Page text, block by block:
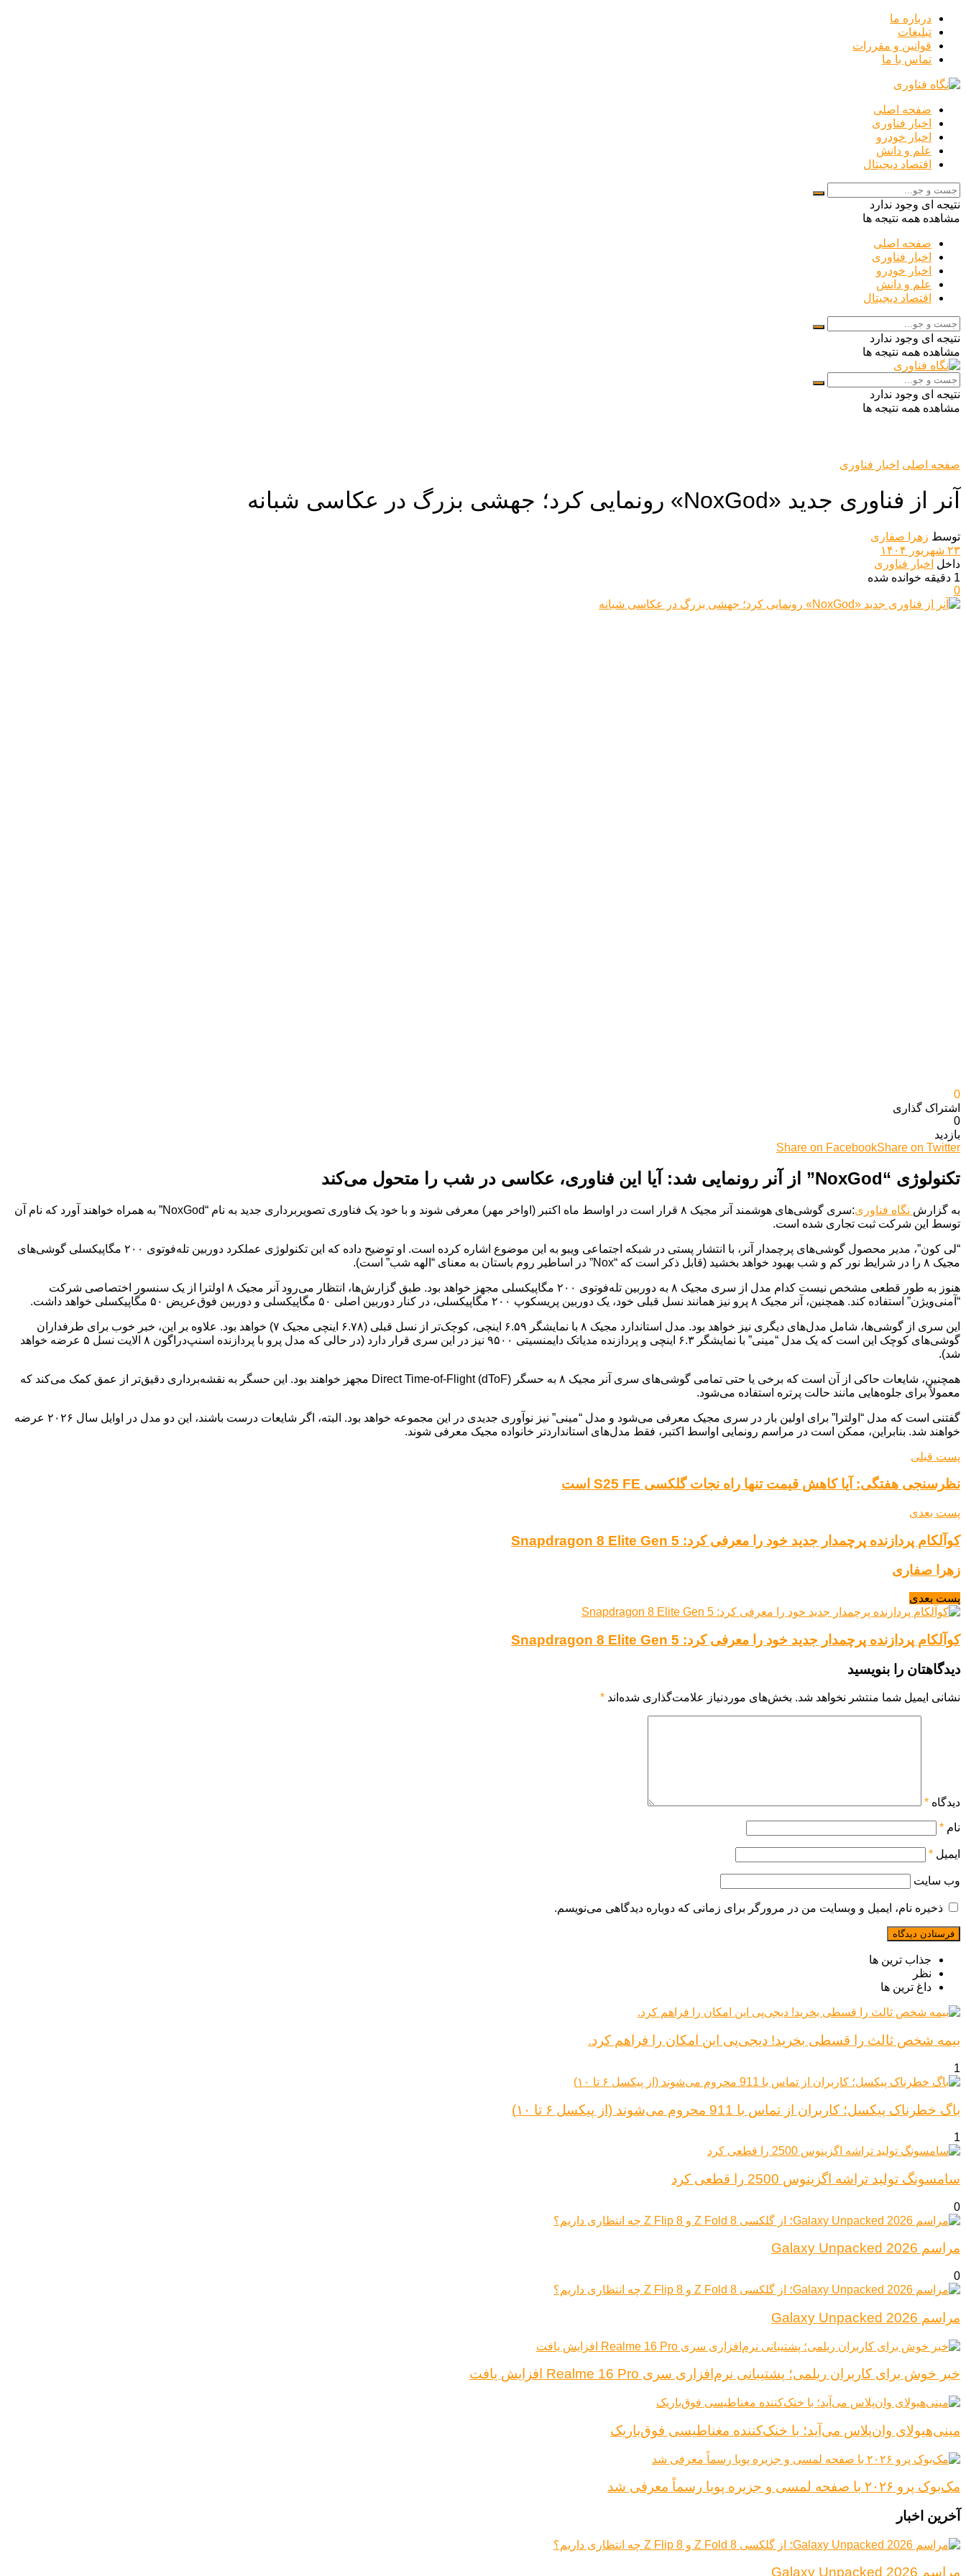
درباره ما
تبلیغات
قوانین و مقررات
تماس با ما
صفحه اصلی
اخبار فناوری
اخبار خودرو
علم و دانش
اقتصاد دیجیتال
نتیجه ای وجود ندارد
مشاهده همه نتیجه ها
صفحه اصلی
اخبار فناوری
اخبار خودرو
علم و دانش
اقتصاد دیجیتال
نتیجه ای وجود ندارد
مشاهده همه نتیجه ها
نتیجه ای وجود ندارد
مشاهده همه نتیجه ها
صفحه اصلی اخبار فناوری
آنر از فناوری جدید «NoxGod» رونمایی کرد؛ جهشی بزرگ در عکاسی شبانه
توسط زهرا صفاری
۲۳ شهریور ۱۴۰۴
داخل اخبار فناوری
1 دقیقه خوانده شده
0
0
اشتراک گذاری‌
0
بازدید
Share on FacebookShare on Twitter
تکنولوژی “NoxGod” از آنر رونمایی شد: آیا این فناوری، عکاسی در شب را متحول می‌کند
به گزارش نگاه فناوری
:سری گوشی‌های هوشمند آنر مجیک ۸ قرار است در اواسط ماه اکتبر (اواخر مهر) معرفی شوند و با خود یک فناوری تصویربرداری جدید به نام “NoxGod” به همراه خواهند آورد که نام آن
توسط این شرکت ثبت تجاری شده است.
“لی کون”، مدیر محصول گوشی‌های پرچمدار آنر، با انتشار پستی در شبکه اجتماعی ویبو به این موضوع اشاره کرده است. او توضیح داده که این تکنولوژی عملکرد دوربین تله‌فوتوی ۲۰۰ مگاپیکسلی گوشی‌های
مجیک ۸ را در شرایط نور کم و شب بهبود خواهد بخشید (قابل ذکر است که “Nox” در اساطیر روم باستان به معنای “الهه شب” است).
هنوز به طور قطعی مشخص نیست کدام مدل از سری مجیک ۸ به دوربین تله‌فوتوی ۲۰۰ مگاپیکسلی مجهز خواهد بود. طبق گزارش‌ها، انتظار می‌رود آنر مجیک ۸ اولترا از یک سنسور اختصاصی شرکت
“آمنی‌ویژن” استفاده کند. همچنین، آنر مجیک ۸ پرو نیز همانند نسل قبلی خود، یک دوربین پریسکوپ ۲۰۰ مگاپیکسلی، در کنار دوربین اصلی ۵۰ مگاپیکسلی و دوربین فوق‌عریض ۵۰ مگاپیکسلی خواهد داشت.
این سری از گوشی‌ها، شامل مدل‌های دیگری نیز خواهد بود. مدل استاندارد مجیک ۸ با نمایشگر ۶.۵۹ اینچی، کوچک‌تر از نسل قبلی (۶.۷۸ اینچی مجیک ۷) خواهد بود. علاوه بر این، خبر خوب برای طرفداران
گوشی‌های کوچک این است که یک مدل “مینی” با نمایشگر ۶.۳ اینچی و پردازنده مدیاتک دایمنسیتی ۹۵۰۰ نیز در این سری قرار دارد (در حالی که مدل پرو با پردازنده اسنپ‌دراگون ۸ الایت نسل ۵ عرضه خواهد
شد).
همچنین، شایعات حاکی از آن است که برخی یا حتی تمامی گوشی‌های سری آنر مجیک ۸ به حسگر Direct Time-of-Flight (dToF) مجهز خواهند بود. این حسگر به نقشه‌برداری دقیق‌تر از عمق کمک می‌کند که
معمولاً برای جلوه‌هایی مانند حالت پرتره استفاده می‌شود.
گفتنی است که مدل “اولترا” برای اولین بار در سری مجیک معرفی می‌شود و مدل “مینی” نیز نوآوری جدیدی در این مجموعه خواهد بود. البته، اگر شایعات درست باشند، این دو مدل در اوایل سال ۲۰۲۶ عرضه
خواهند شد. بنابراین، ممکن است در مراسم رونمایی اواسط اکتبر، فقط مدل‌های استانداردتر خانواده مجیک معرفی شوند.
پست قبلی
نظرسنجی هفتگی: آیا کاهش قیمت تنها راه نجات گلکسی S25 FE است
پست بعدی
کوآلکام پردازنده پرچمدار جدید خود را معرفی کرد: Snapdragon 8 Elite Gen 5
زهرا صفاری
پست بعدی
کوآلکام پردازنده پرچمدار جدید خود را معرفی کرد: Snapdragon 8 Elite Gen 5
دیدگاهتان را بنویسید
نشانی ایمیل شما منتشر نخواهد شد. بخش‌های موردنیاز علامت‌گذاری شده‌اند *
دیدگاه *
نام *
ایمیل *
وب‌ سایت
ذخیره نام، ایمیل و وبسایت من در مرورگر برای زمانی که دوباره دیدگاهی می‌نویسم.
جذاب ترین ها
نظر
داغ ترین ها
بیمه شخص ثالث را قسطی بخرید! دیجی‌پی این امکان را فراهم کرد.
1
باگ خطرناک پیکسل؛ کاربران از تماس با 911 محروم می‌شوند (از پیکسل ۶ تا ۱۰)
1
سامسونگ تولید تراشه اگزینوس 2500 را قطعی کرد
0
مراسم Galaxy Unpacked 2026
0
مراسم Galaxy Unpacked 2026
خبر خوش برای کاربران ریلمی؛ پشتیبانی نرم‌افزاری سری Realme 16 Pro افزایش یافت
مینی‌هیولای وان‌پلاس می‌آید؛ با خنک‌کننده مغناطیسی فوق‌باریک
مک‌بوک پرو ۲۰۲۶ با صفحه لمسی و جزیره پویا رسماً معرفی شد
آخرین اخبار
مراسم Galaxy Unpacked 2026